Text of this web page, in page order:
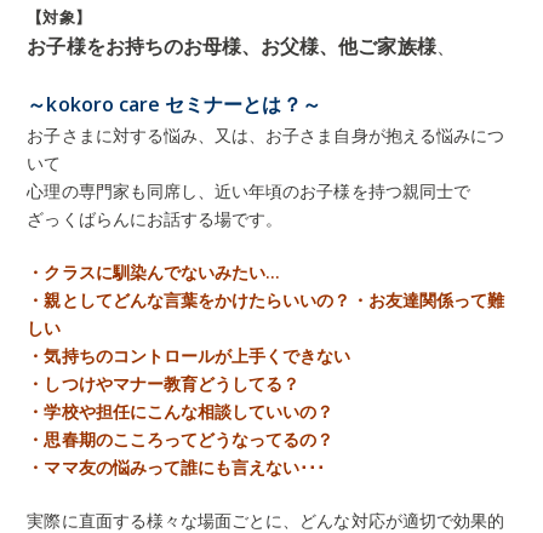
【対象】
お子様をお持ちのお母様、お父様、他ご家族様、
～kokoro care セミナーとは？～
お子さまに対する悩み、又は、お子さま自身が抱える悩みにつ
いて
心理の専門家も同席し、近い年頃のお子様を持つ親同士で
ざっくばらんにお話する場です。
・クラスに馴染んでないみたい…
・親としてどんな言葉をかけたらいいの？ ・お友達関係って難
しい
・気持ちのコントロールが上手くできない
・しつけやマナー教育どうしてる？
・学校や担任にこんな相談していいの？
・思春期のこころってどうなってるの？
・ママ友の悩みって誰にも言えない･･･
実際に直面する様々な場面ごとに、どんな対応が適切で効果的